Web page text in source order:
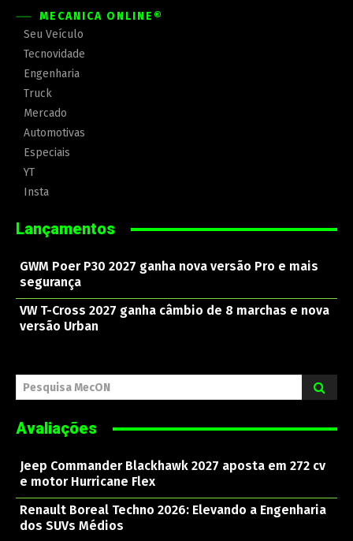
MECÂNICA ONLINE®
Seu Veículo
Tecnovidade
Engenharia
Truck
Mercado
Automotivas
Especiais
YT
Insta
Lançamentos
GWM Poer P30 2027 ganha nova versão Pro e mais
segurança
VW T-Cross 2027 ganha câmbio de 8 marchas e nova
versão Urban
Pesquisa MecON
Avaliações
Jeep Commander Blackhawk 2027 aposta em 272 cv
e motor Hurricane Flex
Renault Boreal Techno 2026: Elevando a Engenharia
dos SUVs Médios